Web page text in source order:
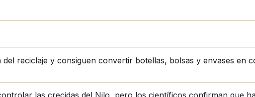
reciclaje y consiguen convertir botellas, bolsas y envases en